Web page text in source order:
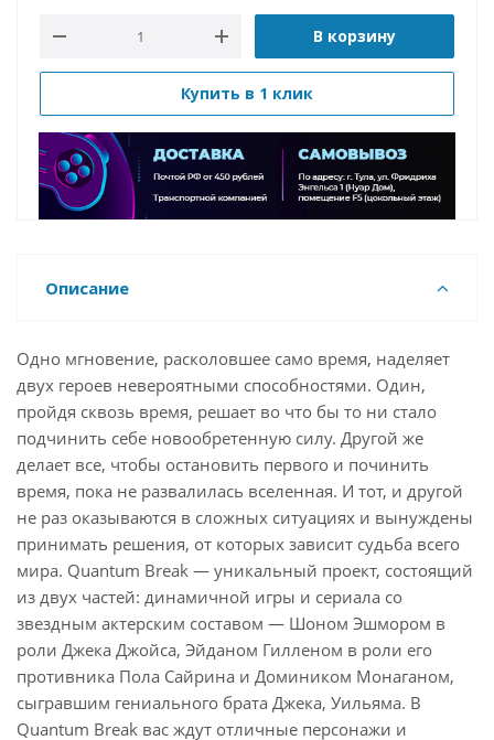
В корзину
Купить в 1 клик
Описание
Одно мгновение, расколовшее само время, наделяет
двух героев невероятными способностями. Один,
пройдя сквозь время, решает во что бы то ни стало
подчинить себе новообретенную силу. Другой же
делает все, чтобы остановить первого и починить
время, пока не развалилась вселенная. И тот, и другой
не раз оказываются в сложных ситуациях и вынуждены
принимать решения, от которых зависит судьба всего
мира. Quantum Break — уникальный проект, состоящий
из двух частей: динамичной игры и сериала со
звездным актерским составом — Шоном Эшмором в
роли Джека Джойса, Эйданом Гилленом в роли его
противника Пола Сайрина и Домиником Монаганом,
сыгравшим гениального брата Джека, Уильяма. В
Quantum Break вас ждут отличные персонажи и